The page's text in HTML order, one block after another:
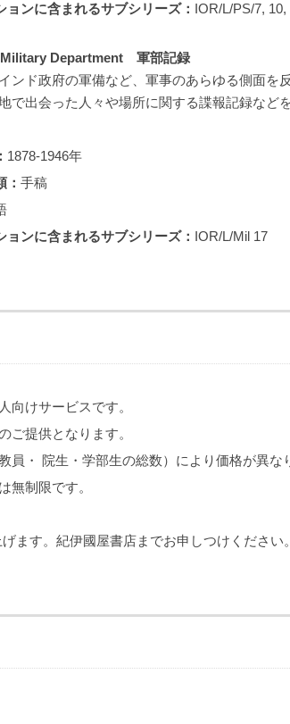
ョンに含まれるサブシリーズ： IOR/L/PS/7, 10,
Department 軍部記録
ンド政府の軍備など、軍事のあらゆる側面を
で出会った人々や場所に関する諜報記録など
1878-1946年
： 手稿
ョンに含まれるサブシリーズ： IOR/L/Mil 17
向けサービスです。
ご提供となります。
員・ 院生・学部生の総数）により価格が異な
無制限です。
ます。紀伊國屋書店までお申しつけください。